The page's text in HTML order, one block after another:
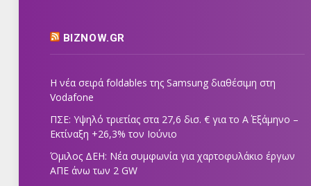
BIZNOW.GR
Η νέα σειρά foldables της Samsung διαθέσιμη στη
Vodafone
ΠΣΕ: Υψηλό τριετίας στα 27,6 δισ. € για το Α΄ Εξάμηνο –
Εκτίναξη +26,3% τον Ιούνιο
Όμιλος ΔΕΗ: Νέα συμφωνία για χαρτοφυλάκιο έργων
ΑΠΕ άνω των 2 GW